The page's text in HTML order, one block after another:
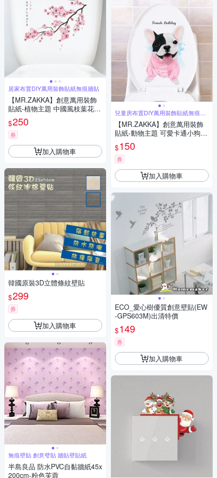
居家布置DIY萬用裝飾貼紙無痕牆貼
【MR.ZAKKA】創意萬用裝飾
貼紙-植物主題 中國風枝葉花朵
A款 居家節慶布置 DIY可移式壁
貼 無痕壁貼 牆貼
$250
券
加入購物車
韓國原裝3D立體條紋壁貼
$299
券
加入購物車
無痕壁貼 創意璧貼 牆貼壁貼紙
半島良品 防水PVC自黏牆紙45x
200cm-粉色芙蓉
兒童房布置DIY萬用裝飾貼紙無痕牆
貼
【MR.ZAKKA】創意萬用裝飾
貼紙-動物主題 可愛卡通小狗 A
款 居家空間布置 DIY可移式壁
貼 無痕壁貼 牆貼
$150
券
加入購物車
ECO_愛心樹優質創意壁貼(EW
-GPS603M)出清特價
$149
券
加入購物車